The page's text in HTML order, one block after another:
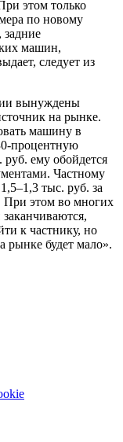
этом только
по новому
машин,
следует из
вынуждены
на рынке.
машину в
процентную
ему обойдется
Частному
тыс. руб. за
При этом во многих
к частнику, но
рынке будет мало».